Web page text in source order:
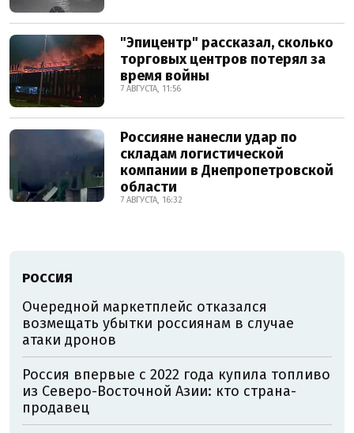
"Эпицентр" рассказал, сколько
торговых центров потерял за
время войны
7 АВГУСТА, 11:56
Россияне нанесли удар по
складам логистической
компании в Днепропетровской
области
7 АВГУСТА, 16:32
РОССИЯ
Очередной маркетплейс отказался
возмещать убытки россиянам в случае
атаки дронов
Россия впервые с 2022 года купила топливо
из Северо-Восточной Азии: кто страна-
продавец